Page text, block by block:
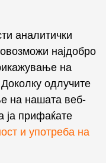
мрежи
аналитички
најдобро
на
одлучите
на нашата веб-
ја прифаќате
и употреба на